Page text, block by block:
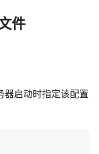
件
器启动时指定该配置